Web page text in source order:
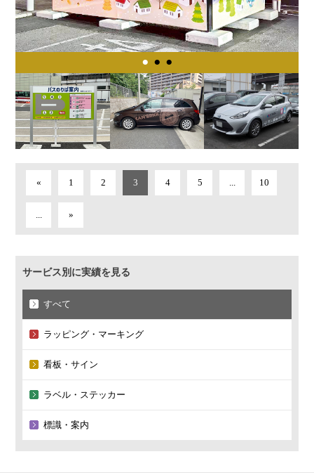
• • •
« 1 2 3 4 5 10
»
サービス別に実績を見る
すべて
ラッピング・マーキング
看板・サイン
ラベル・ステッカー
標識・案内